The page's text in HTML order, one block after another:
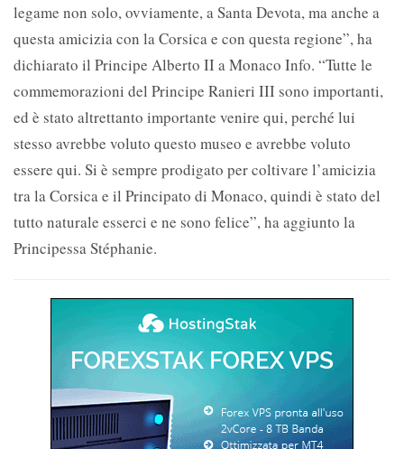
legame non solo, ovviamente, a Santa Devota, ma anche a
questa amicizia con la Corsica e con questa regione”, ha
dichiarato il Principe Alberto II a Monaco Info. “Tutte le
commemorazioni del Principe Ranieri III sono importanti,
ed è stato altrettanto importante venire qui, perché lui
stesso avrebbe voluto questo museo e avrebbe voluto
essere qui. Si è sempre prodigato per coltivare l’amicizia
tra la Corsica e il Principato di Monaco, quindi è stato del
tutto naturale esserci e ne sono felice”, ha aggiunto la
Principessa Stéphanie.